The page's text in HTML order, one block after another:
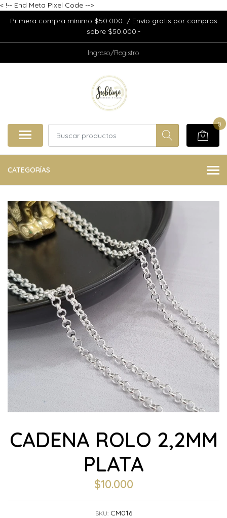
< !-- End Meta Pixel Code -->
Primera compra mínimo $50.000.-/ Envío gratis por compras
sobre $50.000.-
Ingreso/Registro
0
CATEGORÍAS
CADENA ROLO 2,2MM
PLATA
$10.000
SKU: CM016